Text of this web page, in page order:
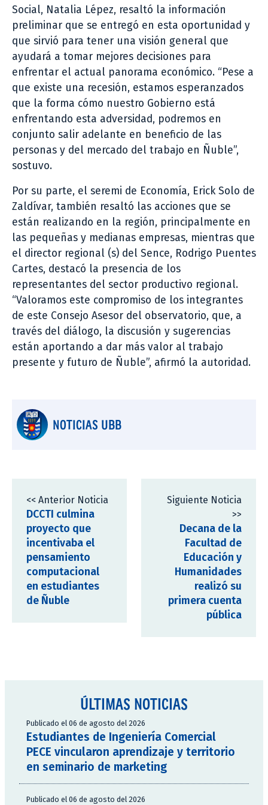
Social, Natalia Lépez, resaltó la información
preliminar que se entregó en esta oportunidad y
que sirvió para tener una visión general que
ayudará a tomar mejores decisiones para
enfrentar el actual panorama económico. “Pese a
que existe una recesión, estamos esperanzados
que la forma cómo nuestro Gobierno está
enfrentando esta adversidad, podremos en
conjunto salir adelante en beneficio de las
personas y del mercado del trabajo en Ñuble”,
sostuvo.
Por su parte, el seremi de Economía, Erick Solo de
Zaldívar, también resaltó las acciones que se
están realizando en la región, principalmente en
las pequeñas y medianas empresas, mientras que
el director regional (s) del Sence, Rodrigo Puentes
Cartes, destacó la presencia de los
representantes del sector productivo regional.
“Valoramos este compromiso de los integrantes
de este Consejo Asesor del observatorio, que, a
través del diálogo, la discusión y sugerencias
están aportando a dar más valor al trabajo
presente y futuro de Ñuble”, afirmó la autoridad.
NOTICIAS UBB
<< Anterior Noticia
DCCTI culmina
proyecto que
incentivaba el
pensamiento
computacional
en estudiantes
de Ñuble
Siguiente Noticia
>>
Decana de la
Facultad de
Educación y
Humanidades
realizó su
primera cuenta
pública
ÚLTIMAS NOTICIAS
Publicado el 06 de agosto del 2026
Estudiantes de Ingeniería Comercial
PECE vincularon aprendizaje y territorio
en seminario de marketing
Publicado el 06 de agosto del 2026